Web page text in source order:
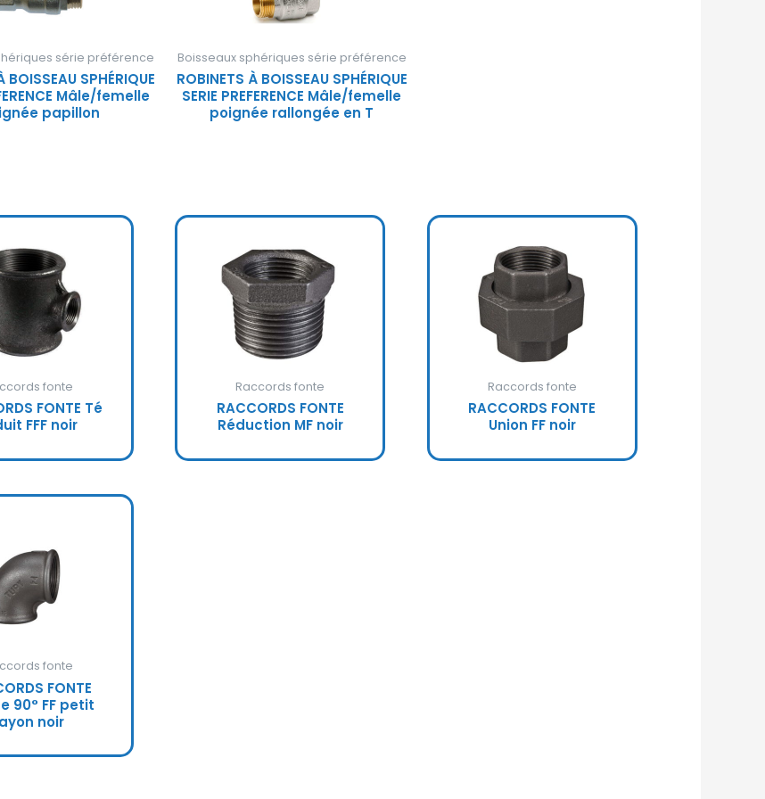
série préférence
BOISSEAU SPHÉRIQUE
Mâle/femelle
papillon
Boisseaux sphériques série préférence
ROBINETS À BOISSEAU SPHÉRIQUE
SERIE PREFERENCE Mâle/femelle
poignée rallongée en T
fonte
FONTE Té
FFF noir
Raccords fonte
RACCORDS FONTE
Réduction MF noir
Raccords fonte
RACCORDS FONTE
Union FF noir
fonte
FONTE
90° FF petit
noir